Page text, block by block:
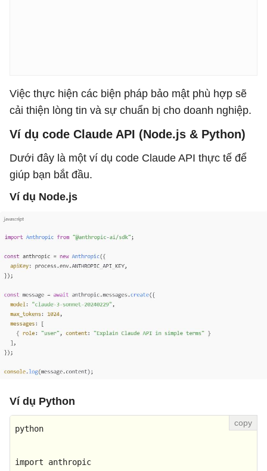
Việc thực hiện các biện pháp bảo mật phù hợp sẽ
cải thiện lòng tin và sự chuẩn bị cho doanh nghiệp.
Ví dụ code Claude API (Node.js & Python)
Dưới đây là một ví dụ code Claude API thực tế để
giúp bạn bắt đầu.
Ví dụ Node.js
Ví dụ Python
python
import anthropic